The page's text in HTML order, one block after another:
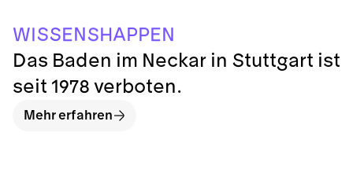
WISSENSHA PPEN
Das Baden im Neckar in Stuttgart ist
seit 1978 verboten.
Mehr erfahren